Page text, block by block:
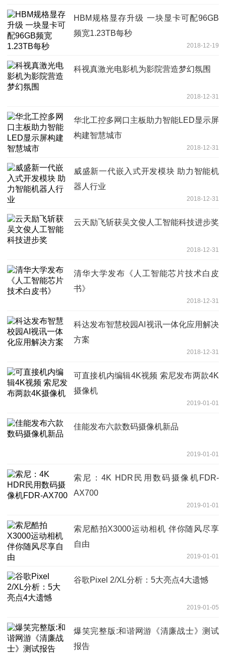
HBM规格显存升级 一块显卡可配96GB
频宽1.23TB每秒
2018-12-19
科视真激光电影机为影院营造梦幻氛围
2018-12-31
华北工控多网口主板助力智能LED显示屏
构建智慧城市
2018-12-31
威盛新一代嵌入式开发模块 助力智能机
器人行业
2018-12-31
云天励飞斩获吴文俊人工智能科技进步奖
2018-12-31
清华大学发布《人工智能芯片技术白皮
书》
2018-12-31
科达发布智慧校园AI视讯一体化应用解决
方案
2018-12-31
可直接机内编辑4K视频 索尼发布两款4K
摄像机
2019-01-01
佳能发布六款数码摄像机新品
2019-01-01
索尼：4K HDR民用数码摄像机FDR-
AX700
2019-01-01
索尼酷拍X3000运动相机 伴你随风尽享
自由
2019-01-01
谷歌Pixel 2/XL分析：5大亮点4大遗憾
2019-01-05
爆笑完整版:和谐网游《清廉战士》测试
报告